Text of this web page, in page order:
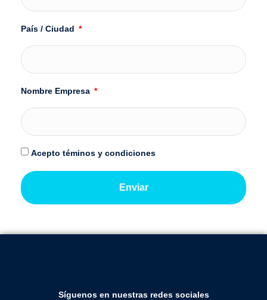
País / Ciudad
Nombre Empresa
Acepto téminos y condiciones
Enviar
Síguenos en nuestras redes sociales